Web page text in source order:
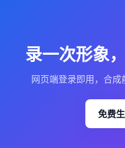
录一次形象
网页端登录即用，合成
免费